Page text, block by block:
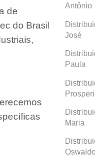
de
do Brasil
Antônio
José
Paula
Maria